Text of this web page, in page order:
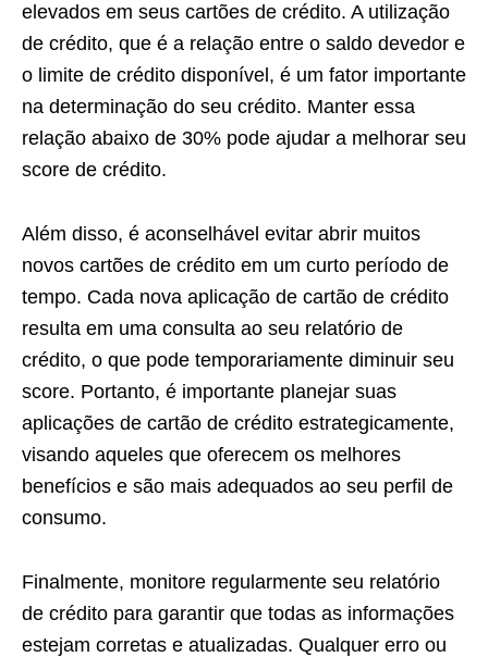
elevados em seus cartões de crédito. A utilização
de crédito, que é a relação entre o saldo devedor e
o limite de crédito disponível, é um fator importante
na determinação do seu crédito. Manter essa
relação abaixo de 30% pode ajudar a melhorar seu
score de crédito.
Além disso, é aconselhável evitar abrir muitos
novos cartões de crédito em um curto período de
tempo. Cada nova aplicação de cartão de crédito
resulta em uma consulta ao seu relatório de
crédito, o que pode temporariamente diminuir seu
score. Portanto, é importante planejar suas
aplicações de cartão de crédito estrategicamente,
visando aqueles que oferecem os melhores
benefícios e são mais adequados ao seu perfil de
consumo.
Finalmente, monitore regularmente seu relatório
de crédito para garantir que todas as informações
estejam corretas e atualizadas. Qualquer erro ou